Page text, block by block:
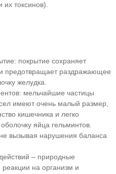
токсинов).
покрытие сохраняет
и предотвращает раздражающее
желудка.
мельчайшие частицы
имеют очень малый размер,
кишечника и легко
яйца гельминтов.
вызывая нарушения баланса
– природные
на организм и